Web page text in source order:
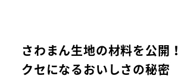
さわまん生地の材料を公開！
クセになるおいしさの秘密